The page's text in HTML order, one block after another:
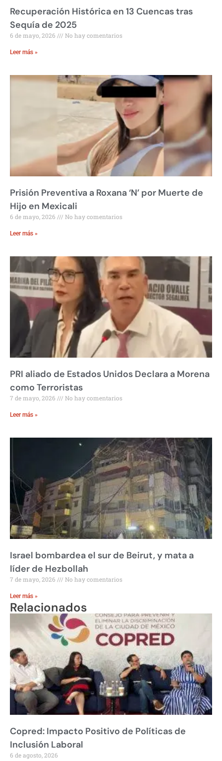
Recuperación Histórica en 13 Cuencas tras
Sequía de 2025
6 de mayo, 2026 No hay comentarios
Leer más »
Prisión Preventiva a Roxana ‘N’ por Muerte de
Hijo en Mexicali
6 de mayo, 2026 No hay comentarios
Leer más »
PRI aliado de Estados Unidos Declara a Morena
como Terroristas
7 de mayo, 2026 No hay comentarios
Leer más »
Israel bombardea el sur de Beirut, y mata a
líder de Hezbollah
7 de mayo, 2026 No hay comentarios
Leer más »
Relacionados
Copred: Impacto Positivo de Políticas de
Inclusión Laboral
6 de agosto, 2026